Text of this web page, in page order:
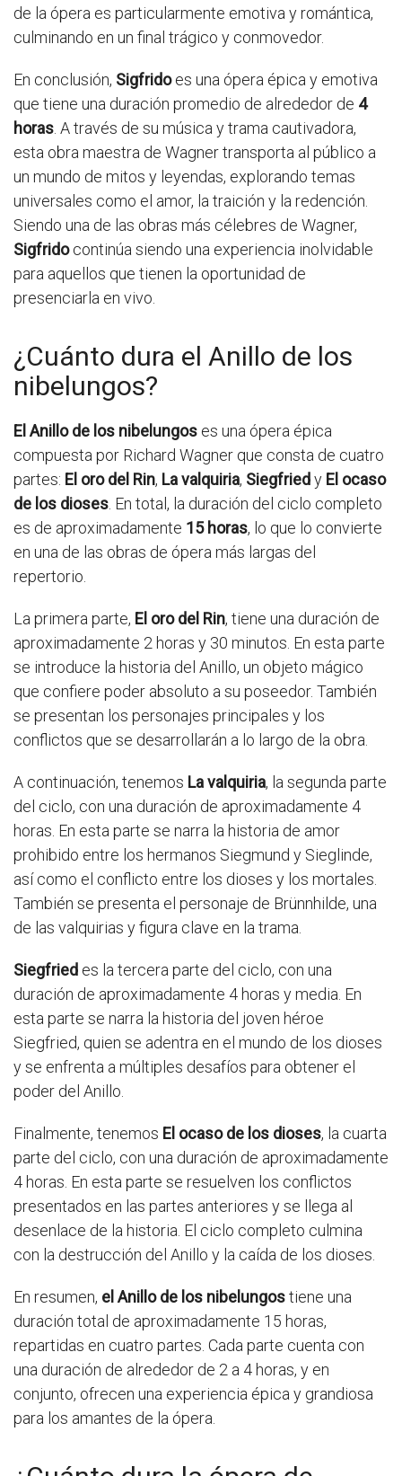
de la ópera es particularmente emotiva y romántica,
culminando en un final trágico y conmovedor.
En conclusión, Sigfridoes una ópera épica y emotiva
que tiene una duración promedio de alrededor de 4
horas . A través de su música y trama cautivadora,
esta obra maestra de Wagner transporta al público a
un mundo de mitos y leyendas, explorando temas
universales como el amor, la traición y la redención.
Siendo una de las obras más célebres de Wagner,
Sigfridocontinúa siendo una experiencia inolvidable
para aquellos que tienen la oportunidad de
presenciarla en vivo.
¿Cuánto dura el Anillo de los
nibelungos?
El Anillo de los nibelungos es una ópera épica
compuesta por Richard Wagner que consta de cuatro
partes: El oro del Rin, La valquiria, Siegfriedy El ocaso
de los dioses . En total, la duración del ciclo completo
es de aproximadamente 15 horas, lo que lo convierte
en una de las obras de ópera más largas del
repertorio.
La primera parte, El oro del Rin, tiene una duración de
aproximadamente 2 horas y 30 minutos. En esta parte
se introduce la historia del Anillo, un objeto mágico
que confiere poder absoluto a su poseedor. También
se presentan los personajes principales y los
conflictos que se desarrollarán a lo largo de la obra.
A continuación, tenemos La valquiria, la segunda parte
del ciclo, con una duración de aproximadamente 4
horas. En esta parte se narra la historia de amor
prohibido entre los hermanos Siegmund y Sieglinde,
así como el conflicto entre los dioses y los mortales.
También se presenta el personaje de Brünnhilde, una
de las valquirias y figura clave en la trama.
Siegfried es la tercera parte del ciclo, con una
duración de aproximadamente 4 horas y media. En
esta parte se narra la historia del joven héroe
Siegfried, quien se adentra en el mundo de los dioses
y se enfrenta a múltiples desafíos para obtener el
poder del Anillo.
Finalmente, tenemos El ocaso de los dioses, la cuarta
parte del ciclo, con una duración de aproximadamente
4 horas. En esta parte se resuelven los conflictos
presentados en las partes anteriores y se llega al
desenlace de la historia. El ciclo completo culmina
con la destrucción del Anillo y la caída de los dioses.
En resumen, el Anillo de los nibelungostiene una
duración total de aproximadamente 15 horas,
repartidas en cuatro partes. Cada parte cuenta con
una duración de alrededor de 2 a 4 horas, y en
conjunto, ofrecen una experiencia épica y grandiosa
para los amantes de la ópera.